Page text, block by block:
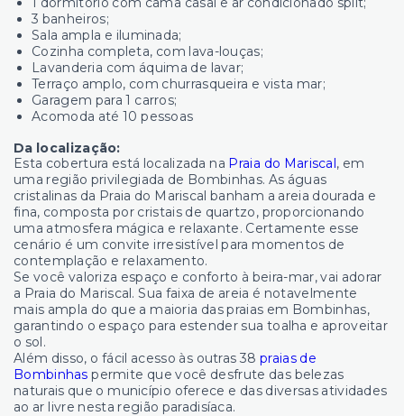
3 banheiros;
Sala ampla e iluminada;
Cozinha completa, com lava-louças;
Lavanderia com áquima de lavar;
Terraço amplo, com churrasqueira e vista mar;
Garagem para 1 carros;
Acomoda até 10 pessoas
Da localização:
Esta cobertura está localizada na Praia do Mariscal, em
uma região privilegiada de Bombinhas. As águas
cristalinas da Praia do Mariscal banham a areia dourada e
fina, composta por cristais de quartzo, proporcionando
uma atmosfera mágica e relaxante. Certamente esse
cenário é um convite irresistível para momentos de
contemplação e relaxamento.
Se você valoriza espaço e conforto à beira-mar, vai adorar
a Praia do Mariscal. Sua faixa de areia é notavelmente
mais ampla do que a maioria das praias em Bombinhas,
garantindo o espaço para estender sua toalha e aproveitar
o sol.
Além disso, o fácil acesso às outras 38praias de
Bombinhas permite que você desfrute das belezas
naturais que o município oferece e das diversas atividades
ao ar livre nesta região paradisíaca.